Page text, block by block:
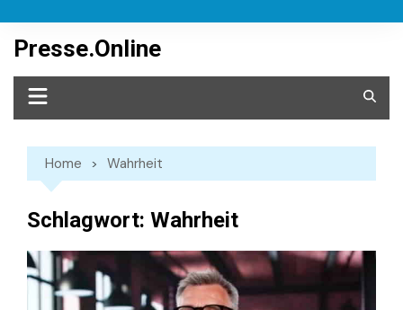
content
Presse.Online
Home Wahrheit
Schlagwort: Wahrheit